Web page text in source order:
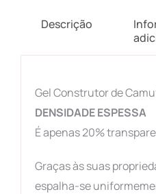
Descrição
Gel Construtor de
DENSIDADE ESPESSA
É apenas 20%
Graças às suas
espalha-se